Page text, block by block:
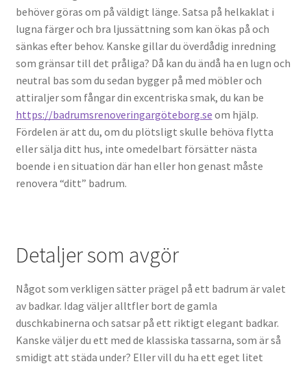
behöver göras om på väldigt länge. Satsa på helkaklat i
lugna färger och bra ljussättning som kan ökas på och
sänkas efter behov. Kanske gillar du överdådig inredning
som gränsar till det pråliga? Då kan du ändå ha en lugn och
neutral bas som du sedan bygger på med möbler och
attiraljer som fångar din excentriska smak, du kan be
https://badrumsrenoveringargöteborg.se om hjälp.
Fördelen är att du, om du plötsligt skulle behöva flytta
eller sälja ditt hus, inte omedelbart försätter nästa
boende i en situation där han eller hon genast måste
renovera “ditt” badrum.
Detaljer som avgör
Något som verkligen sätter prägel på ett badrum är valet
av badkar. Idag väljer alltfler bort de gamla
duschkabinerna och satsar på ett riktigt elegant badkar.
Kanske väljer du ett med de klassiska tassarna, som är så
smidigt att städa under? Eller vill du ha ett eget litet